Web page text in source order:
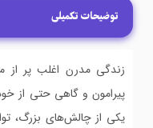
توضیحات تکمیلی
زندگی مدرن اغلب پر از
پیرامون و گاهی حتی از
یکی از چالش‌های بزرگ،